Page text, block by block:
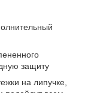
защиту
на липучке,